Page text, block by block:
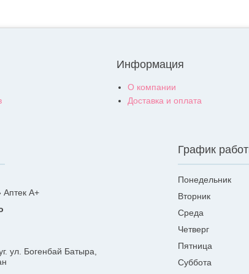
Информация
О компании
Доставка и оплата
А+
ул. Богенбай Батыра,
График
Понедельник
Вторник
Среда
Четверг
Пятница
Суббота